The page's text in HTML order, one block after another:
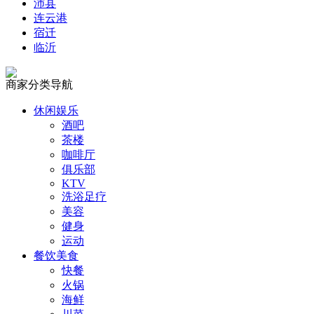
沛县
连云港
宿迁
临沂
商家分类导航
休闲娱乐
酒吧
茶楼
咖啡厅
俱乐部
KTV
洗浴足疗
美容
健身
运动
餐饮美食
快餐
火锅
海鲜